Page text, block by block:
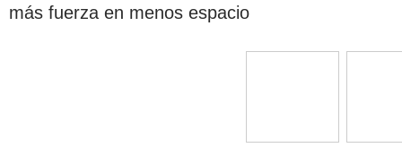
más fuerza en menos espacio